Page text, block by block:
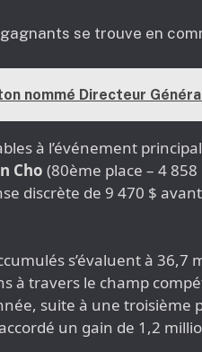
se trouve en
nommé Directeur
à l’événement
Cho (80ème place – 4 858
discrète de 9 470 $
s’évaluent à
à travers le champ
suite à une troisième
un gain de 1,2